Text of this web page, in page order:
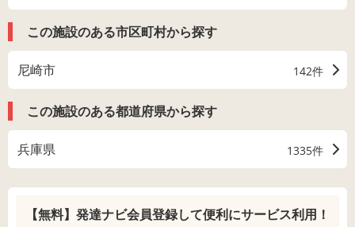
この施設のある市区町村から探す
尼崎市 142件
この施設のある都道府県から探す
兵庫県 1335件
【無料】発達ナビ会員登録して便利にサービス利用！